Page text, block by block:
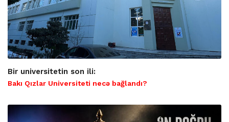
Bir universitetin son ili:
Bakı Qızlar Universiteti necə bağlandı?